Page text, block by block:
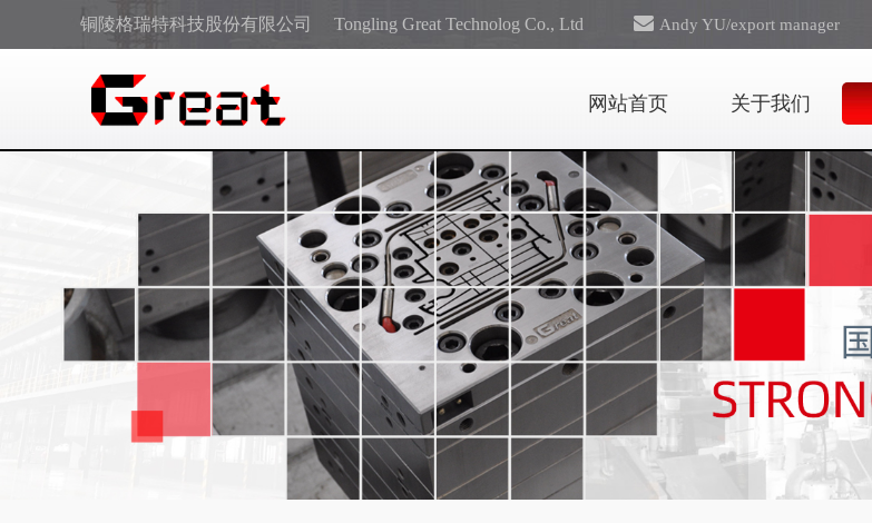
铜陵格瑞特科技股份有限公司 Tongling Great Technolog Co., Ltd Andy YU/export manager
for Russia area, pls contact:
Svetlana Panova
svetlanapanova2@googlemail.com
网站首页 关于我们